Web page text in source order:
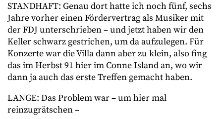
STANDHAFT: Genau dort hatte ich noch fünf, sechs
Jahre vorher einen Fördervertrag als Musiker mit
der FDJ unterschrieben – und jetzt haben wir den
Keller schwarz gestrichen, um da aufzulegen. Für
Konzerte war die Villa dann aber zu klein, also fing
das im Herbst 91 hier im Conne Island an, wo wir
dann ja auch das erste Treffen gemacht haben.
LANGE: Das Problem war – um hier mal
reinzugrätschen –